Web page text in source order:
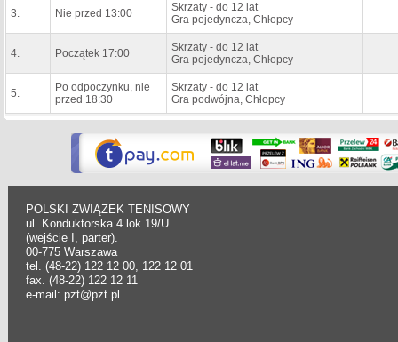
3. Nie przed 13:00
Skrzaty - do 12 lat
Gra pojedyncza, Chłopcy
4. Początek 17:00
Skrzaty - do 12 lat
Gra pojedyncza, Chłopcy
5.
Po odpoczynku, nie
przed 18:30
Skrzaty - do 12 lat
Gra podwójna, Chłopcy
POLSKI ZWIĄZEK TENISOWY
ul. Konduktorska 4 lok.19/U
(wejście I, parter).
00-775 Warszawa
tel. (48-22) 122 12 00, 122 12 01
fax. (48-22) 122 12 11
e-mail: pzt@pzt.pl